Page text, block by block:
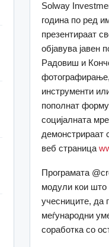
Solway
година по ред
презентираат
објавува
Радовиш и
инструменти
пополнат
социјалната
демонстрираат
веб страница
Програмата
модули кои што
учесниците, да
меѓународни
соработка со